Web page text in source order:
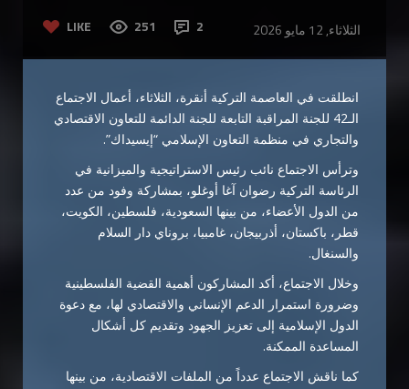
LIKE 251 2 الثلاثاء, 12 مايو 2026
انطلقت في العاصمة التركية أنقرة، الثلاثاء، أعمال الاجتماع
الـ42 للجنة المراقبة التابعة للجنة الدائمة للتعاون الاقتصادي
والتجاري في منظمة التعاون الإسلامي “إيسيداك”.
وترأس الاجتماع نائب رئيس الاستراتيجية والميزانية في
الرئاسة التركية رضوان آغا أوغلو، بمشاركة وفود من عدد
من الدول الأعضاء، من بينها السعودية، فلسطين، الكويت،
قطر، باكستان، أذربيجان، غامبيا، بروناي دار السلام
والسنغال.
وخلال الاجتماع، أكد المشاركون أهمية القضية الفلسطينية
وضرورة استمرار الدعم الإنساني والاقتصادي لها، مع دعوة
الدول الإسلامية إلى تعزيز الجهود وتقديم كل أشكال
المساعدة الممكنة.
كما ناقش الاجتماع عدداً من الملفات الاقتصادية، من بينها